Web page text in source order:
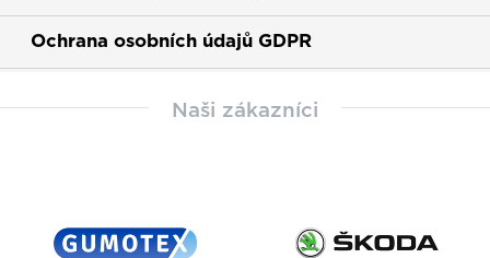
Ochrana osobních údajů GDPR
Naši zákazníci